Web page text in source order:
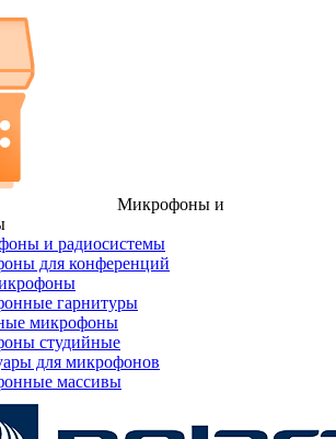
Микрофоны и
и радиосистемы
для конференций
гарнитуры
микрофоны
студийные
для микрофонов
массивы